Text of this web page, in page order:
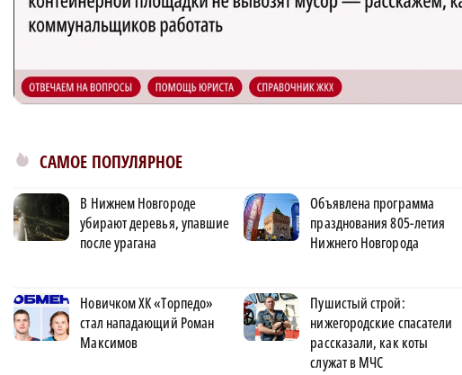
САМОЕ ПОПУЛЯРНОЕ
В Нижнем Новгороде
убирают деревья, упавшие
после урагана
Объявлена программа
празднования 805-летия
Нижнего Новгорода
Новичком ХК «Торпедо»
стал нападающий Роман
Максимов
Пушистый строй:
нижегородские спасатели
рассказали, как коты
служат в МЧС